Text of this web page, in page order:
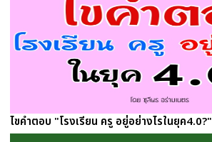
ไขคำตอบ "โรงเรียน ครู อยู่อย่างไรในยุค4.0?"